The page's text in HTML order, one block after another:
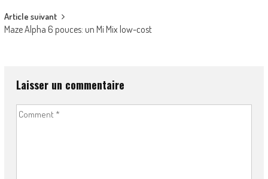
Article suivant
Maze Alpha 6 pouces: un Mi Mix low-cost
Laisser un commentaire